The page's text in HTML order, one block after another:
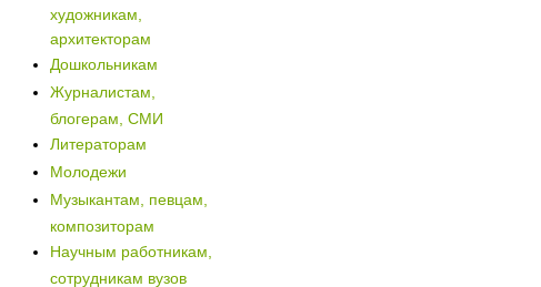
художникам,
архитекторам
Дошкольникам
Журналистам,
блогерам, СМИ
Литераторам
Молодежи
Музыкантам, певцам,
композиторам
Научным работникам,
сотрудникам вузов